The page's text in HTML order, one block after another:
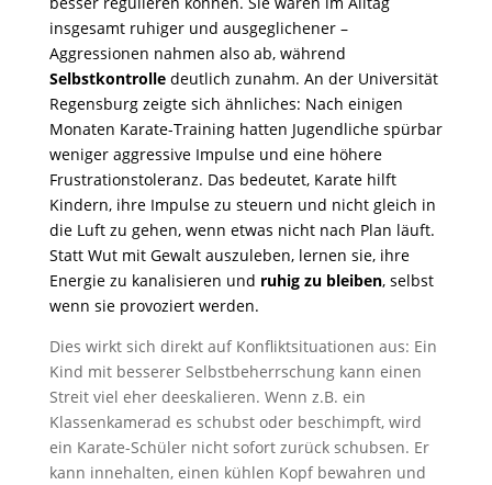
insgesamt ruhiger und ausgeglichener –
Aggressionen nahmen also ab, während
Selbstkontrolledeutlich zunahm. An der Universität
Regensburg zeigte sich ähnliches: Nach einigen
Monaten Karate-Training hatten Jugendliche spürbar
weniger aggressive Impulse und eine höhere
Frustrationstoleranz. Das bedeutet, Karate hilft
Kindern, ihre Impulse zu steuern und nicht gleich in
die Luft zu gehen, wenn etwas nicht nach Plan läuft.
Statt Wut mit Gewalt auszuleben, lernen sie, ihre
Energie zu kanalisieren und ruhig zu bleiben, selbst
wenn sie provoziert werden.
Dies wirkt sich direkt auf Konfliktsituationen aus: Ein
Kind mit besserer Selbstbeherrschung kann einen
Streit viel eher deeskalieren. Wenn z.B. ein
Klassenkamerad es schubst oder beschimpft, wird
ein Karate-Schüler nicht sofort zurück schubsen. Er
kann innehalten, einen kühlen Kopf bewahren und